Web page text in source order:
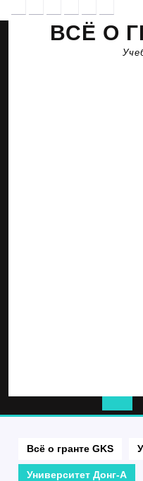
к
содержимомуВСЁ О
Всё о гранте GKS
Университет Донг-А